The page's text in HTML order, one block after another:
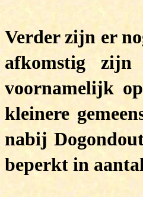
Verder zijn er
afkomstig zijn
voornamelijk
kleinere
nabij
beperkt in